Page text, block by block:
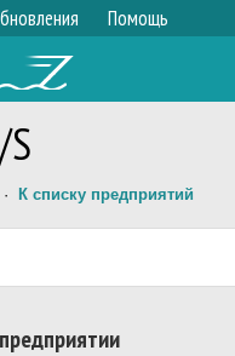
Помощь
· К списку предприятий